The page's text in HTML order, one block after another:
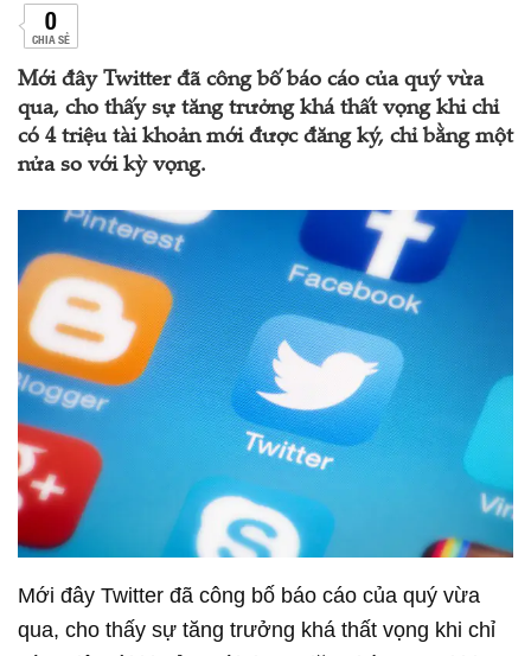
0
CHIA SẺ
Mới đây Twitter đã công bố báo cáo của quý vừa
qua, cho thấy sự tăng trưởng khá thất vọng khi chỉ
có 4 triệu tài khoản mới được đăng ký, chỉ bằng một
nửa so với kỳ vọng.
Mới đây Twitter đã công bố báo cáo của quý vừa
qua, cho thấy sự tăng trưởng khá thất vọng khi chỉ